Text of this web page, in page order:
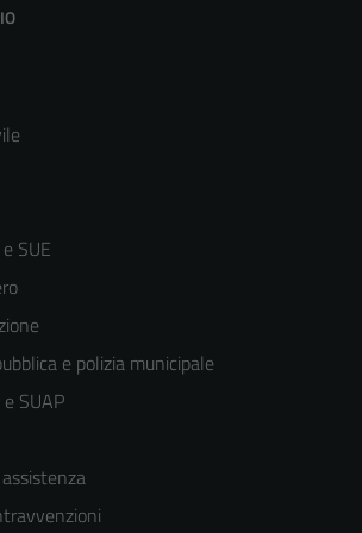
SUE
e polizia municipale
SUAP